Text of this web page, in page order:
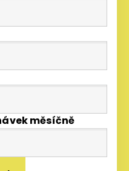
měsíčně